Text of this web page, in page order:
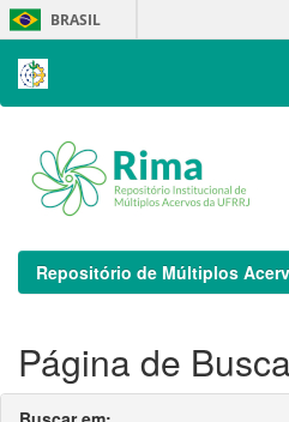
Skip
navigation
BRASIL
Repositório de Múltiplos
Página de Busca